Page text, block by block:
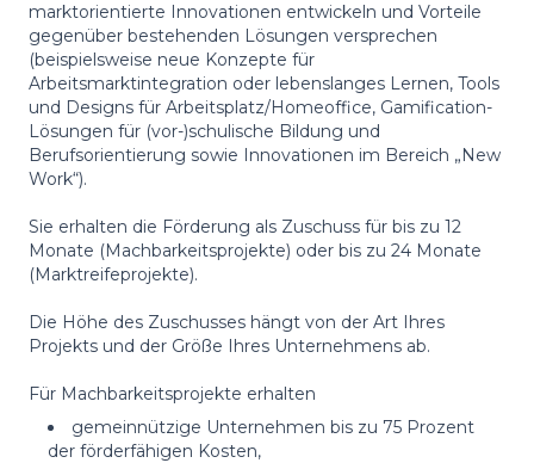
marktorientierte Innovationen entwickeln und Vorteile
gegenüber bestehenden Lösungen versprechen
(beispielsweise neue Konzepte für
Arbeitsmarktintegration oder lebenslanges Lernen, Tools
und Designs für Arbeitsplatz/Homeoffice, Gamification-
Lösungen für (vor-)schulische Bildung und
Berufsorientierung sowie Innovationen im Bereich „New
Work“).
Sie erhalten die Förderung als Zuschuss für bis zu 12
Monate (Machbarkeitsprojekte) oder bis zu 24 Monate
(Marktreifeprojekte).
Die Höhe des Zuschusses hängt von der Art Ihres
Projekts und der Größe Ihres Unternehmens ab.
Für Machbarkeitsprojekte erhalten
gemeinnützige Unternehmen bis zu 75 Prozent
der förderfähigen Kosten,